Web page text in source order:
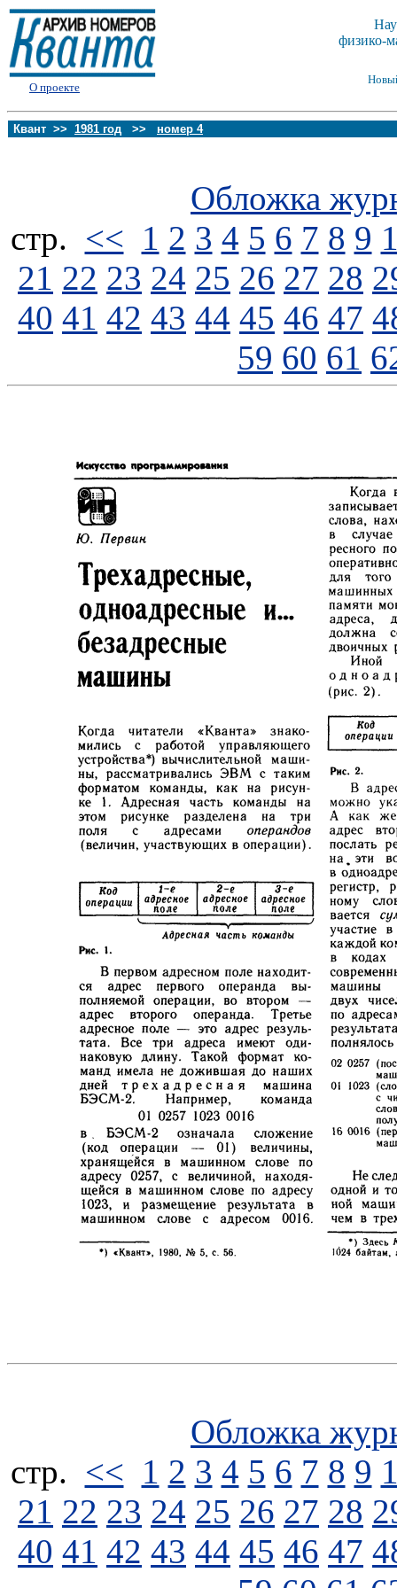
О проекте
физико-
Квант >> 1981 год >> номер 4
Обложка
стp. << 1 2 3 4 5 6 7 8 9
21 22 23 24 25 26 27 28
40 41 42 43 44 45 46 47
59 60 61
Обложка
стp. << 1 2 3 4 5 6 7 8 9
21 22 23 24 25 26 27 28
40 41 42 43 44 45 46 47